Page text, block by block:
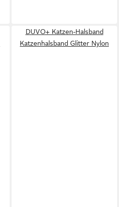
DUVO+ Katzen-Halsband
Katzenhalsband Glitter Nylon